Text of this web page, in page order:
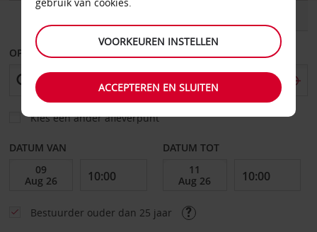
OPHALEN OP
Kies een ander afleverpunt
DATUM VAN DATUM TOT
Bestuurder ouder dan 25 jaar
VOORKEUREN INSTELLEN
ACCEPTEREN EN SLUITEN